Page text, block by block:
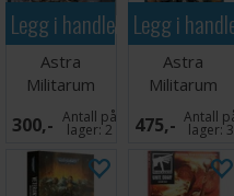
Legg i handlekurven
Astra
Militarum
Catachan
Command
Squad
300,- Antall på
lager:2
Legg i
Astra
Militarum
Hellhound
475,- Antall
lager:3